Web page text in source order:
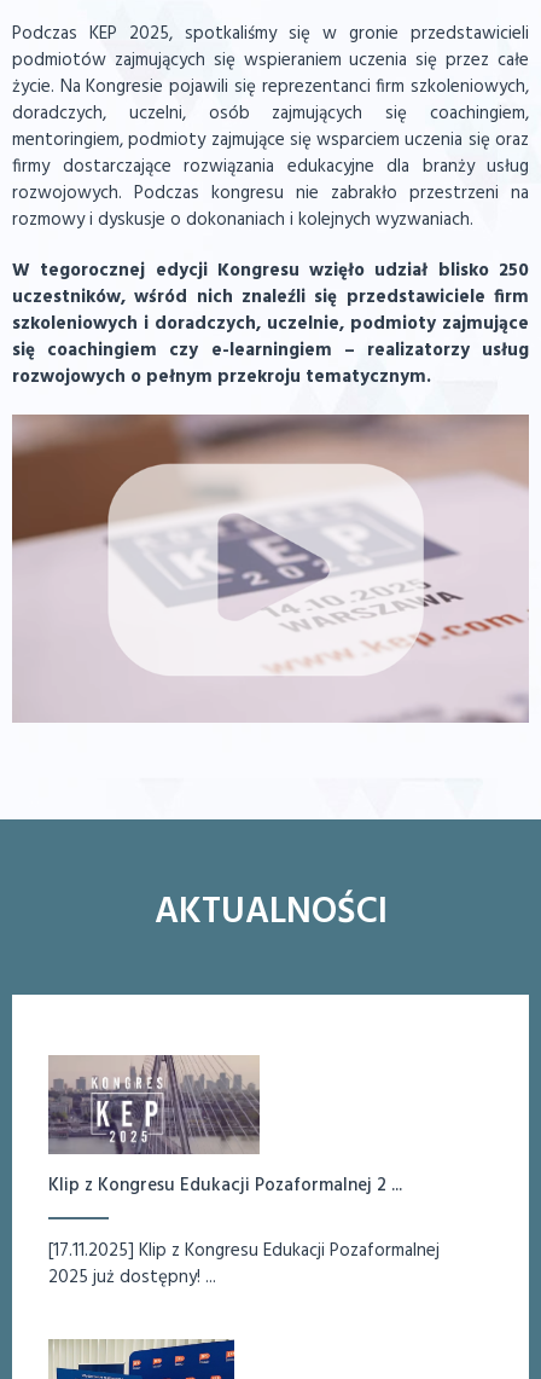
Podczas KEP 2025, spotkaliśmy się w gronie przedstawicieli
podmiotów zajmujących się wspieraniem uczenia się przez całe
życie. Na Kongresie pojawili się reprezentanci firm szkoleniowych,
doradczych, uczelni, osób zajmujących się coachingiem,
mentoringiem, podmioty zajmujące się wsparciem uczenia się oraz
firmy dostarczające rozwiązania edukacyjne dla branży usług
rozwojowych. Podczas kongresu nie zabrakło przestrzeni na
rozmowy i dyskusje o dokonaniach i kolejnych wyzwaniach.
W tegorocznej edycji Kongresu wzięło udział blisko 250
uczestników, wśród nich znaleźli się przedstawiciele firm
szkoleniowych i doradczych, uczelnie, podmioty zajmujące
się coachingiem czy e-learningiem – realizatorzy usług
rozwojowych o pełnym przekroju tematycznym.
AKTUALNOŚCI
Klip z Kongresu Edukacji Pozaformalnej 2 ...
[17.11.2025] Klip z Kongresu Edukacji Pozaformalnej
2025 już dostępny! ...